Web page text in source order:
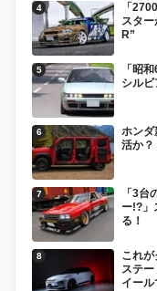
「
スタ
R”
「昭
シル
ホンダ
活か？
「3
ー!?」
る！
これ
ステ
イー